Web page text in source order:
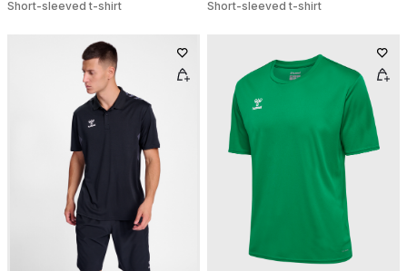
Short-sleeved t-shirt
Short-sleeved t-shirt